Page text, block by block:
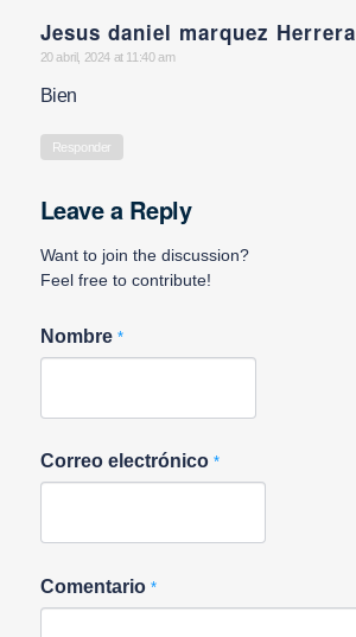
Jesus daniel marquez Herrera
says:
20 abril, 2024 at 11:40 am
Bien
Responder
Leave a Reply
Want to join the discussion?
Feel free to contribute!
Nombre *
Correo electrónico *
Comentario *